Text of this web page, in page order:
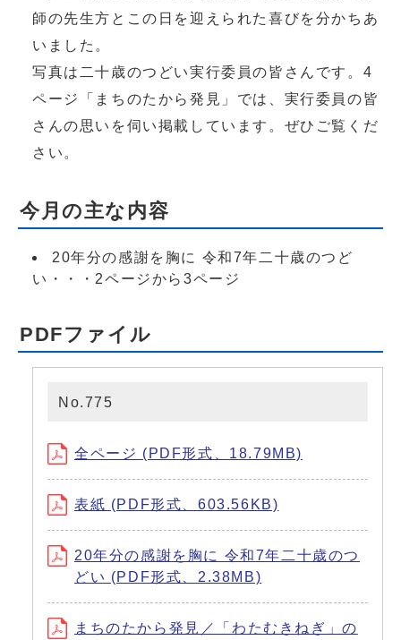
師の先生方とこの日を迎えられた喜びを分かちあ
いました。
写真は二十歳のつどい実行委員の皆さんです。4
ページ「まちのたから発見」では、実行委員の皆
さんの思いを伺い掲載しています。ぜひご覧くだ
さい。
今月の主な内容
20年分の感謝を胸に 令和7年二十歳のつど
い・・・2ページから3ページ
PDFファイル
No.775
全ページ (PDF形式、18.79MB)
表紙 (PDF形式、603.56KB)
20年分の感謝を胸に 令和7年二十歳のつ
どい (PDF形式、2.38MB)
まちのたから発見／「わたむきねぎ」の